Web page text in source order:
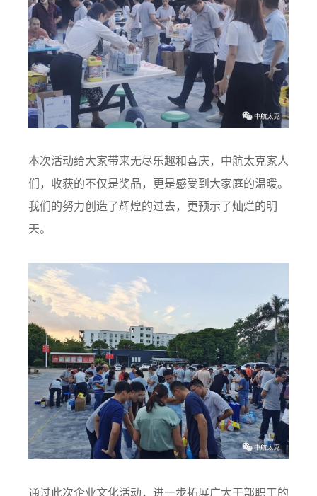
本次活动给大家带来无尽乐趣和喜庆，中航太克家人
们，收获的不仅是奖品，更是感受到大家庭的温暖。
我们的努力创造了辉煌的过去，更预示了灿烂的明
天。
通过此次企业文化活动，进一步拓展广大干部职工的